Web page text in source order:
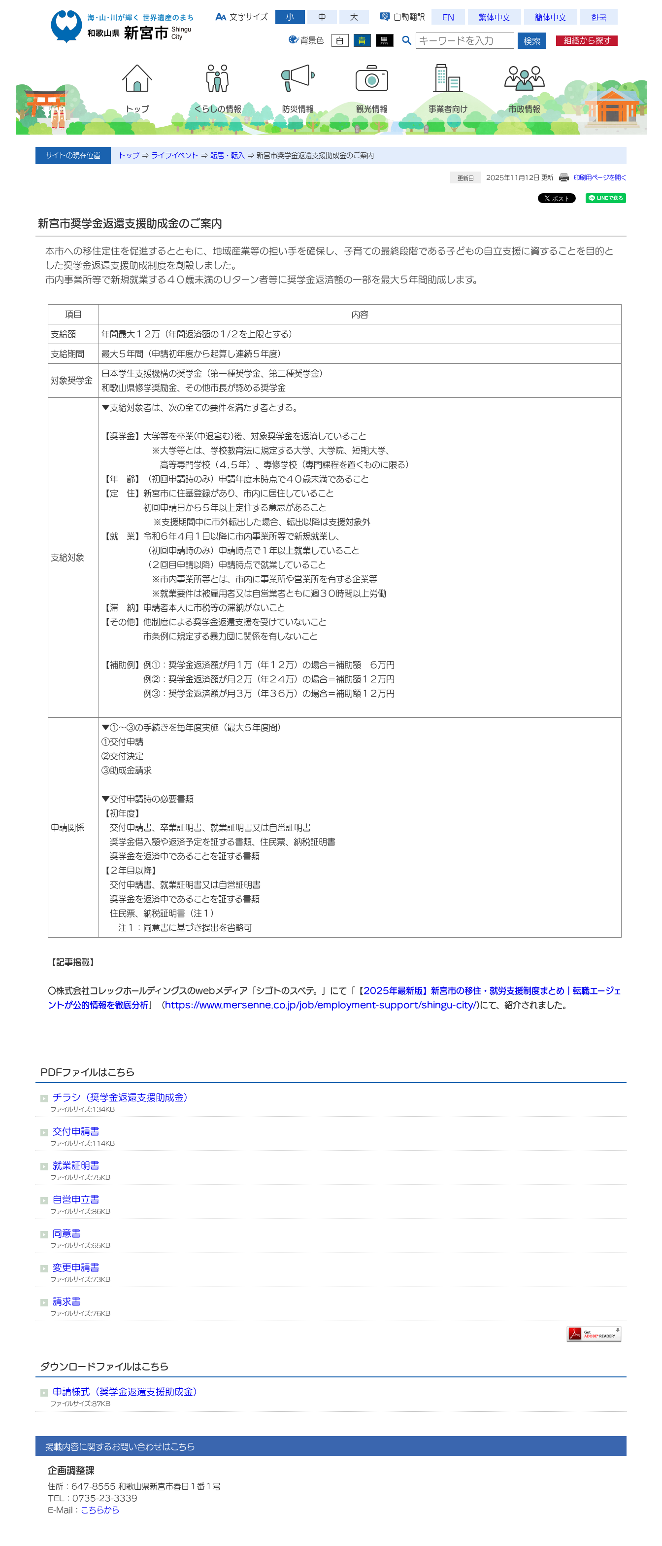
文字サイズ
小 中 大 自動翻訳 EN 繁体中文 簡体中文 한국
背景色 白 青 黒 検索 組織から探す
トップ くらしの情報 防災情報 観光情報 事業者向け 市政情報
サイトの現在位置 トップ ⇒ ライフイベント ⇒ 転居・転入 ⇒ 新宮市奨学金返還支援助成金のご案内
更新日 2025年11月12日 更新 印刷用ページを開く
新宮市奨学金返還支援助成金のご案内
本市への移住定住を促進するとともに、地域産業等の担い手を確保し、子育ての最終段階である子どもの自立支援に資することを目的と
した奨学金返還支援助成制度を創設しました。
市内事業所等で新規就業する４０歳未満のＵターン者等に奨学金返済額の一部を最大５年間助成します。
項目 内容
支給額 年間最大１２万（年間返済額の１/２を上限とする）
支給期間 最大５年間（申請初年度から起算し連続５年度）
対象奨学金
日本学生支援機構の奨学金（第一種奨学金、第二種奨学金）
和歌山県修学奨励金、その他市長が認める奨学金
支給対象
▼支給対象者は、次の全ての要件を満たす者とする。
【奨学金】大学等を卒業(中退含む)後、対象奨学金を返済していること
※大学等とは、学校教育法に規定する大学、大学院、短期大学、
高等専門学校（４,５年）、専修学校（専門課程を置くものに限る）
【年 齢】（初回申請時のみ）申請年度末時点で４０歳未満であること
【定 住】新宮市に住基登録があり、市内に居住していること
初回申請日から５年以上定住する意思があること
※支援期間中に市外転出した場合、転出以降は支援対象外
【就 業】令和６年４月１日以降に市内事業所等で新規就業し、
（初回申請時のみ）申請時点で１年以上就業していること
（２回目申請以降）申請時点で就業していること
※市内事業所等とは、市内に事業所や営業所を有する企業等
※就業要件は被雇用者又は自営業者ともに週３０時間以上労働
【滞 納】申請者本人に市税等の滞納がないこと
【その他】他制度による奨学金返還支援を受けていないこと
市条例に規定する暴力団に関係を有しないこと
【補助例】例①：奨学金返済額が月１万（年１２万）の場合＝補助額 ６万円
例②：奨学金返済額が月２万（年２４万）の場合＝補助額１２万円
例③：奨学金返済額が月３万（年３６万）の場合＝補助額１２万円
申請関係
▼①～③の手続きを毎年度実施（最大５年度間）
①交付申請
②交付決定
③助成金請求
▼交付申請時の必要書類
【初年度】
交付申請書、卒業証明書、就業証明書又は自営証明書
奨学金借入額や返済予定を証する書類、住民票、納税証明書
奨学金を返済中であることを証する書類
【２年目以降】
交付申請書、就業証明書又は自営証明書
奨学金を返済中であることを証する書類
住民票、納税証明書（注１）
注１：同意書に基づき提出を省略可
【記事掲載】
〇株式会社コレックホールディングスのwebメディア「シゴトのスベテ。」にて 「【2025年最新版】新宮市の移住・就労支援制度まとめ｜転職エージェ
ントが公的情報を徹底分析 」（ https://www.mersenne.co.jp/job/employment-support/shingu-city/)にて、 紹介されました。
PDFファイルはこちら
チラシ（奨学金返還支援助成金）
ファイルサイズ:134KB
交付申請書
ファイルサイズ:114KB
就業証明書
ファイルサイズ:75KB
自営申立書
ファイルサイズ:86KB
同意書
ファイルサイズ:65KB
変更申請書
ファイルサイズ:73KB
請求書
ファイルサイズ:76KB
ダウンロードファイルはこちら
申請様式（奨学金返還支援助成金）
ファイルサイズ:87KB
掲載内容に関するお問い合わせはこちら
企画調整課
住所：647-8555 和歌山県新宮市春日１番１号
TEL：0735-23-3339
E-Mail： こちらから